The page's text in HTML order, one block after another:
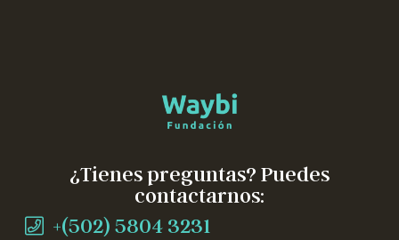
¿Tienes preguntas? Puedes
contactarnos:
+(502) 5804 3231